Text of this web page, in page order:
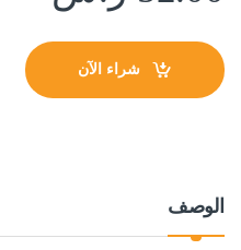
شراء الآن
الوصف